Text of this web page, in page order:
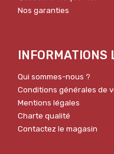
Nos garanties
INFORMATIONS
Qui sommes-nous ?
Conditions générales de
Mentions légales
Charte qualité
Contactez le magasin